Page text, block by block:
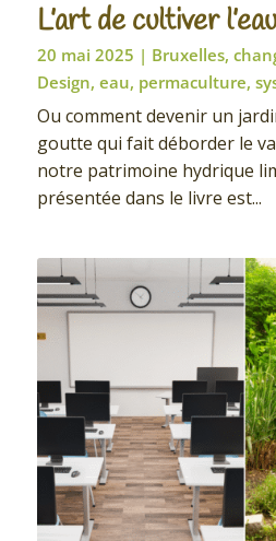
L’art de cultiver
20 mai 2025 | Bruxelles,
Design, eau, permaculture,
Ou comment devenir un
goutte qui fait déborder le
notre patrimoine hydrique
présentée dans le livre est...